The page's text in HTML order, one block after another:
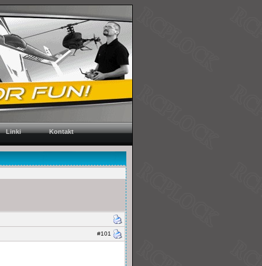
Linki Kontakt
#101